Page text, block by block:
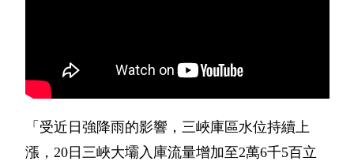
「受近日強降雨的影響，三峽庫區水位持續上
漲，20日三峽大壩入庫流量增加至2萬6千5百立